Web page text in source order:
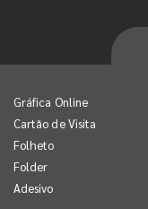
Gráfica Online
Cartão de Visita
Folheto
Folder
Adesivo